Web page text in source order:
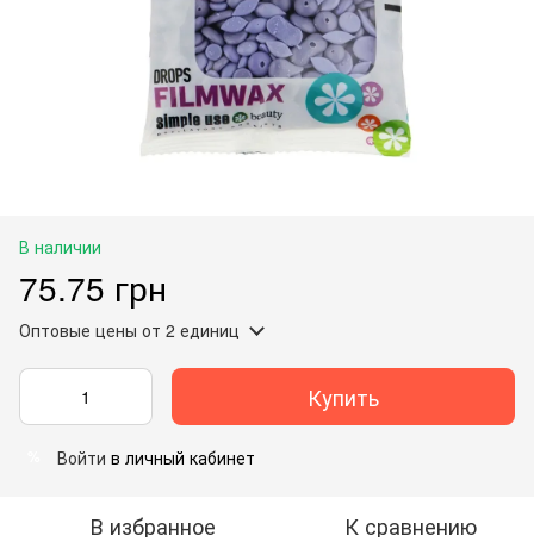
В наличии
75.75 грн
Оптовые цены от 2 единиц
Купить
Войти в личный кабинет
В избранное К сравнению